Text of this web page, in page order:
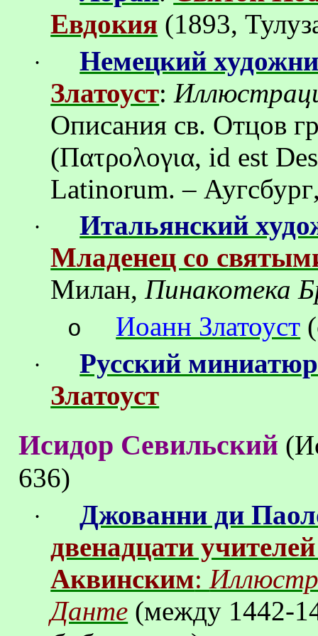
Евдокия (1893,
·
Немецкий
Златоуст:
Описания св. Отцов
(Πατρολογια, id est
Latinorum. – Аугсбург
·
Итальянский
Младенец со
Милан,Пинакотека
o Иоанн Златоуст (
·
Русский
Златоуст
Исидор Севильский (
636)
·
Джованни ди
двенадцати
Аквинским:
Данте (между 1442-